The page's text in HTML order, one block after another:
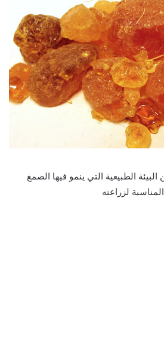
الطبيعية التي ينمو فيها الصمغ
لزراعته